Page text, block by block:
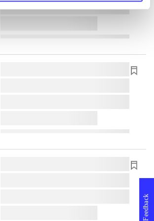
lorem ipsum dolor sit amet ...
lorem ipsum dolor sit amet ...
lorem ipsum dolor sit amet ...
lorem ipsum dolor sit amet ...
lorem ipsum dolor sit amet ...
lorem ipsum dolor sit amet ...Feedback